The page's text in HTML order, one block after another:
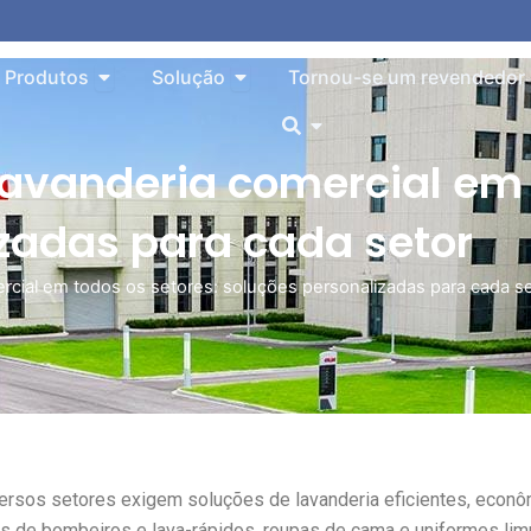
About
Produtos Aberto Products
Solução Aberto Solution
Tornou-se um revendedor
Aberto
comercial
para cada setor
em todos os setores: soluções personalizadas para cada
setores exigem soluções de lavanderia eficientes,